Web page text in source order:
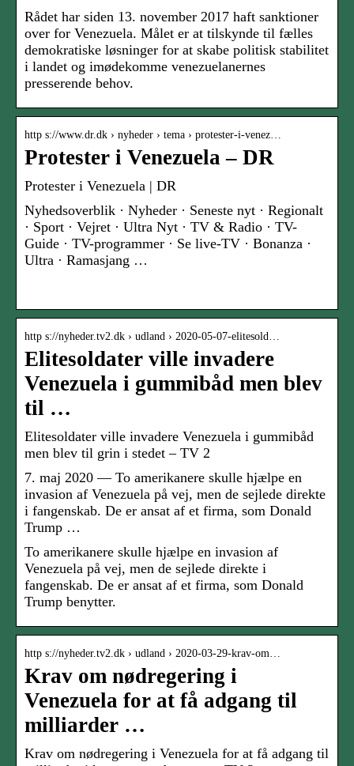
Rådet har siden 13. november 2017 haft sanktioner
over for Venezuela. Målet er at tilskynde til fælles
demokratiske løsninger for at skabe politisk stabilitet
i landet og imødekomme venezuelanernes
presserende behov.
http s://www.dr.dk › nyheder › tema › protester-i-venez…
Protester i Venezuela – DR
Protester i Venezuela | DR
Nyhedsoverblik · Nyheder · Seneste nyt · Regionalt
· Sport · Vejret · Ultra Nyt · TV & Radio · TV-
Guide · TV-programmer · Se live-TV · Bonanza ·
Ultra · Ramasjang …
http s://nyheder.tv2.dk › udland › 2020-05-07-elitesold…
Elitesoldater ville invadere
Venezuela i gummibåd men blev
til …
Elitesoldater ville invadere Venezuela i gummibåd
men blev til grin i stedet – TV 2
7. maj 2020 — To amerikanere skulle hjælpe en
invasion af Venezuela på vej, men de sejlede direkte
i fangenskab. De er ansat af et firma, som Donald
Trump …
To amerikanere skulle hjælpe en invasion af
Venezuela på vej, men de sejlede direkte i
fangenskab. De er ansat af et firma, som Donald
Trump benytter.
http s://nyheder.tv2.dk › udland › 2020-03-29-krav-om…
Krav om nødregering i
Venezuela for at få adgang til
milliarder …
Krav om nødregering i Venezuela for at få adgang til